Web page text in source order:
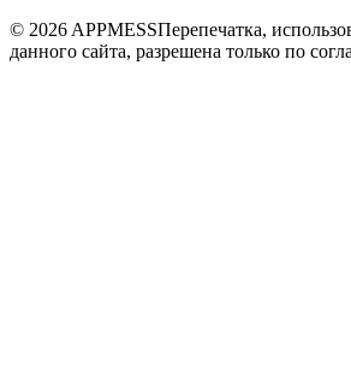
© 2026 APPMESSПерепечатка,
данного сайта, разрешена только по